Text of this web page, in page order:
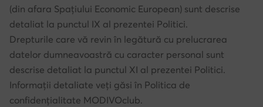
(din afara Spațiului Economic European) sunt descrise
detaliat la punctul IX al prezentei Politici.
Drepturile care vă revin în legătură cu prelucrarea
datelor dumneavoastră cu caracter personal sunt
descrise detaliat la punctul XI al prezentei Politici.
Informații detaliate veți găsi în Politica de
confidențialitate MODIVOclub.